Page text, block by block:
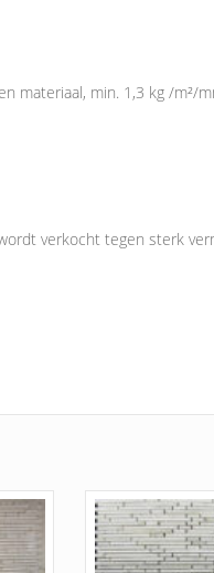
materiaal, min. 1,3 kg /m²/
verkocht tegen sterk